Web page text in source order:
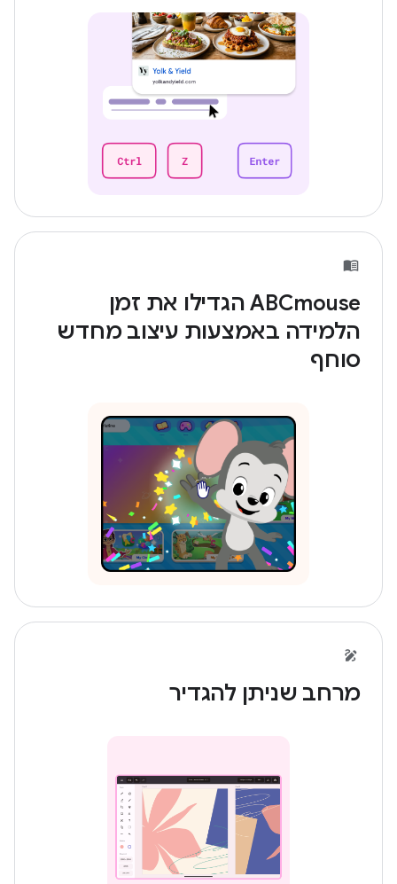
‫ABCmouse הגדילו את זמן
הלמידה באמצעות עיצוב מחדש
סוחף
מרחב שניתן להגדיר